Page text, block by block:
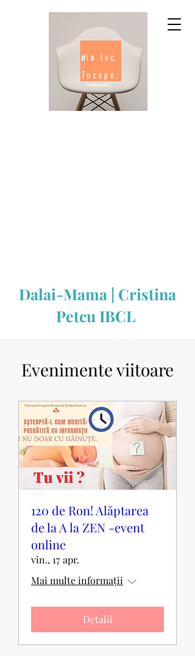
Dalai-Mama | Cristina
Petcu IBCL
Evenimente viitoare
120 de Ron! Alăptarea
de la A la ZEN -event
online
vin., 17 apr.
Mai multe informații
Detalii